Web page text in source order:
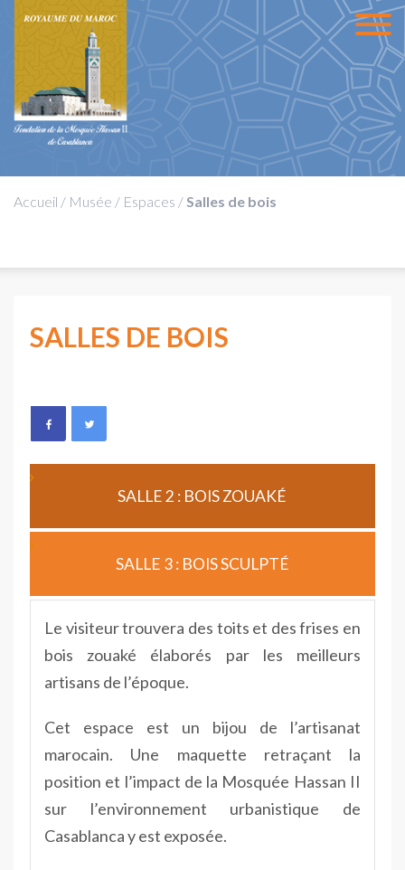
Accueil / Musée / Espaces /Salles de bois
SALLES DE BOIS
SALLE 2 : BOIS ZOUAKÉ
SALLE 3 : BOIS SCULPTÉ
Le visiteur trouvera des toits et des frises en
bois zouaké élaborés par les meilleurs
artisans de l’époque.
Cet espace est un bijou de l’artisanat
marocain. Une maquette retraçant la
position et l’impact de la Mosquée Hassan II
sur l’environnement urbanistique de
Casablanca y est exposée.